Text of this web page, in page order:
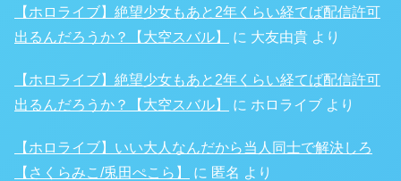
【ホロライブ】絶望少女もあと2年くらい経てば配信許可
出るんだろうか？【大空スバル】
に 大友由貴 より
【ホロライブ】絶望少女もあと2年くらい経てば配信許可
出るんだろうか？【大空スバル】
に ホロライブ より
【ホロライブ】いい大人なんだから当人同士で解決しろ
【さくらみこ/兎田ぺこら】
に 匿名 より